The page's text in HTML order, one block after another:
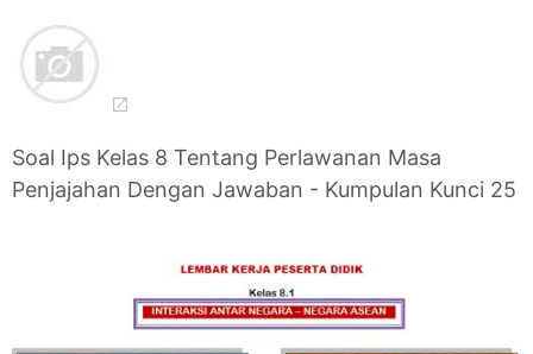
Soal Ips Kelas 8 Tentang Perlawanan Masa
Penjajahan Dengan Jawaban - Kumpulan Kunci 25